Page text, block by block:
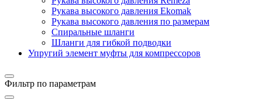
Рукава высокого давления Ekomak
Рукава высокого давления по размерам
Спиральные шланги
Шланги для гибкой подводки
Упругий элемент муфты для компрессоров
Фильтр по параметрам